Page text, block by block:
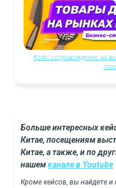
Кейс: сопровождение на
Больше интересных
Китае, посещениям
Китае, а также, и по
нашемканале в Youtube
Кроме кейсов, вы найдете